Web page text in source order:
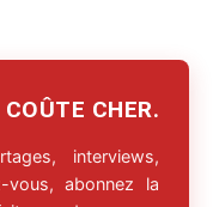
CHER.
interviews,
abonnez la